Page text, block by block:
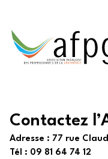
Contactez
Adresse : 77 rue
Tél : 09 81 64 74 12